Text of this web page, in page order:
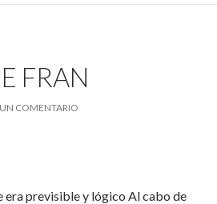
FRAN
COMENTARIO
era previsible y lógico Al cabo de